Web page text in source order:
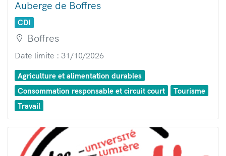
Auberge de Boffres
CDI
Boffres
Date limite : 31/10/2026
Agriculture et alimentation durables
Consommation responsable et circuit court
Tourisme
Travail